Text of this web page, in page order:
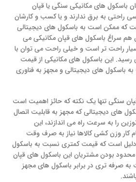
باسکول های مکانیکی سنگی یا قپان
راحتی به برق ندارند و یا کسب و کارشان
که ممکن است به باسکول های دیجیتالی
سراغ باسکول های قپان مکانیکی می
راحت تر است و خیلی راحت می توان با
رسید. این باسکول های مکانیکی از قیمت
باسکول های دیجیتالی و مجهز به فناوری
سنگی تنها یک نکته که حائز اهمیت است
های دیجیتالی که مجهز به قابلیت اتصال
را به سرعت راه می اندازند، این
کار وزن کشی کالاها نیاز به صرف وقت
است که قیمت کمتری نسبت به باسکول
محدود بودن مشتریان این باسکول های قپان
صرفه تری در برابر باسکول های مجهز